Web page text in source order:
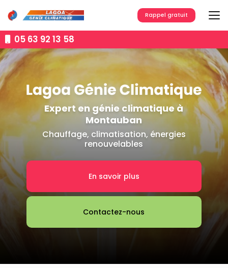
au
contenu
principal05 63 92 13 58
Rappel gratuit
Expert en génie climatique à
Montauban
Chauffage, climatisation, énergies
renouvelables
En savoir plus
Contactez-nous